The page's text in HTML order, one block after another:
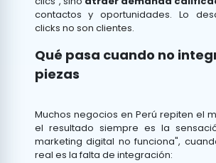
contactos y oportunidades. Lo
clicks no son clientes.
Qué pasa cuando no
piezas
Muchos negocios en Perú repiten el
el resultado siempre es la
marketing digital no funciona",
real es la falta de integración: